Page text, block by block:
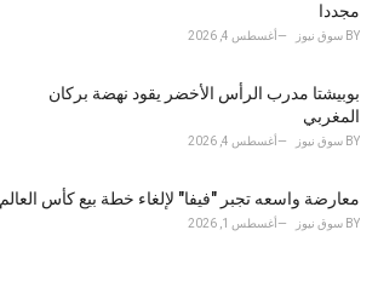
مجددا
BY سوق نيوز أغسطس 4, 2026
بوبيشتا مدرب الرأس الأخضر يقود نهضة بركان
المغربي
BY سوق نيوز أغسطس 4, 2026
معارضة واسعه تجبر "فيفا" لإلغاء خطة بيع كأس العالم
BY سوق نيوز أغسطس 1, 2026